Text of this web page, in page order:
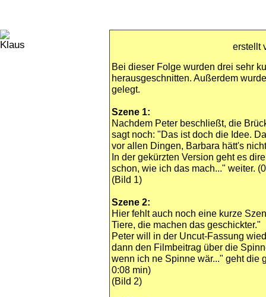
erstellt
Bei dieser Folge wurden drei sehr
herausgeschnitten. Außerdem
gelegt.
Szene 1:
Nachdem Peter beschließt, die
sagt noch: "Das ist doch die Idee.
vor allen Dingen, Barbara hätt's
In der gekürzten Version geht es
schon, wie ich das mach..." weiter.
(Bild 1)
Szene 2:
Hier fehlt auch noch eine kurze
Tiere, die machen das geschickter."
Peter will in der Uncut-Fassung
dann den Filmbeitrag über die
wenn ich ne Spinne wär..." geht die
0:08 min)
(Bild 2)